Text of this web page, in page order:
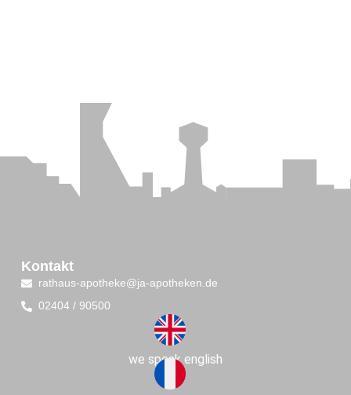
Kontakt
rathaus-apotheke@ja-apotheken.de
02404 / 90500
we speak english